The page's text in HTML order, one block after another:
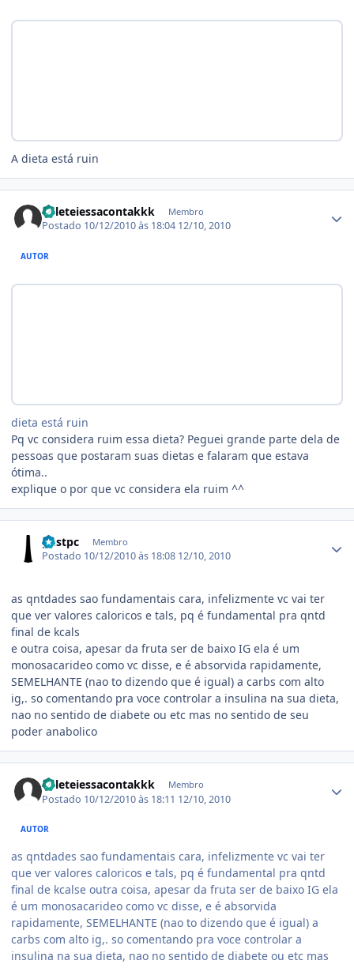
A dieta está ruin
deleteiessacontakkk Membro
Postado 10/12/2010 às 18:04 12/10, 2010
AUTOR
dieta está ruin
Pq vc considera ruim essa dieta? Peguei grande parte dela de
pessoas que postaram suas dietas e falaram que estava
ótima..
explique o por que vc considera ela ruim ^^
gustpc Membro
Postado 10/12/2010 às 18:08 12/10, 2010
as qntdades sao fundamentais cara, infelizmente vc vai ter
que ver valores caloricos e tals, pq é fundamental pra qntd
final de kcals
e outra coisa, apesar da fruta ser de baixo IG ela é um
monosacarideo como vc disse, e é absorvida rapidamente,
SEMELHANTE (nao to dizendo que é igual) a carbs com alto
ig,. so comentando pra voce controlar a insulina na sua dieta,
nao no sentido de diabete ou etc mas no sentido de seu
poder anabolico
deleteiessacontakkk Membro
Postado 10/12/2010 às 18:11 12/10, 2010
AUTOR
as qntdades sao fundamentais cara, infelizmente vc vai ter
que ver valores caloricos e tals, pq é fundamental pra qntd
final de kcalse outra coisa, apesar da fruta ser de baixo IG ela
é um monosacarideo como vc disse, e é absorvida
rapidamente, SEMELHANTE (nao to dizendo que é igual) a
carbs com alto ig,. so comentando pra voce controlar a
insulina na sua dieta, nao no sentido de diabete ou etc mas